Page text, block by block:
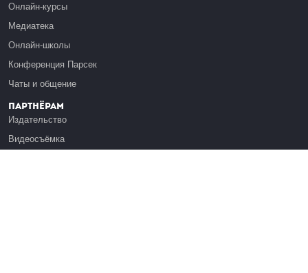
Онлайн-курсы
Медиатека
Онлайн-школы
Конференция Парсек
Чаты и общение
Партнёрам
Издательство
Видеосъёмка